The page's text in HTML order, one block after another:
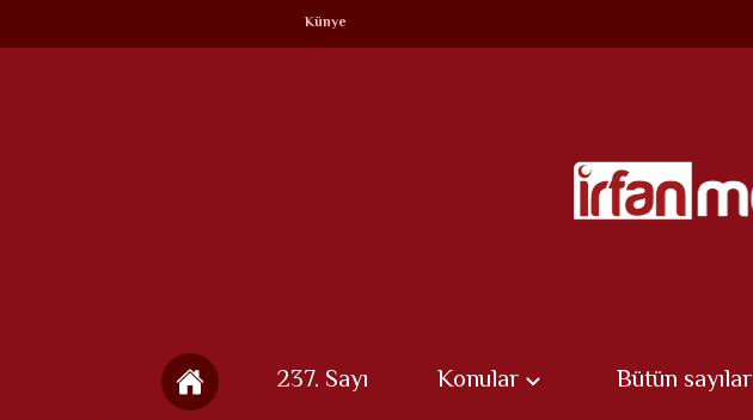
Künye
237. Sayı Konular Bütün sayılar